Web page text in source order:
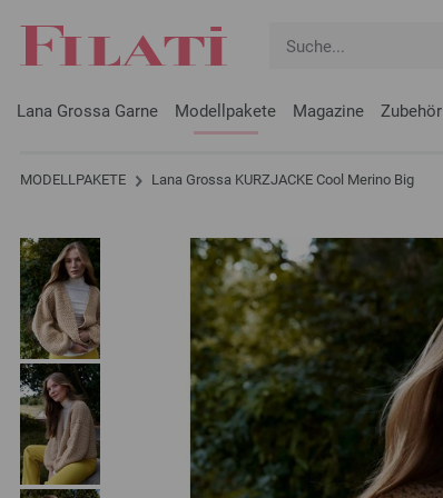
Lana Grossa Garne Modellpakete Magazine Zubehör
MODELLPAKETE Lana Grossa KURZJACKE Cool Merino Big